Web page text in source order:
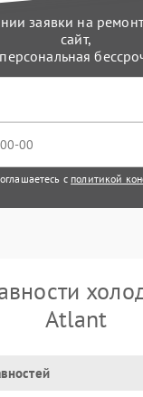
заявки на
сайт,
с политикой
Atlant